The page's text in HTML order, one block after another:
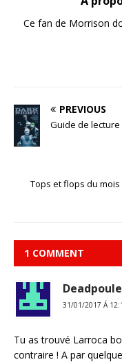
Ce fan de Morrison
PREVIOUS
Guide de lecture
Tops et flops du mois
1 COMMENT
Deadpoule
31/01/2017 Á
Tu as trouvé Larroca
contraire ! A par